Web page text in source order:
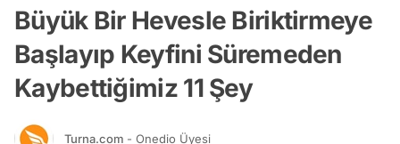
Büyük Bir Hevesle Biriktirmeye
Başlayıp Keyfini Süremeden
Kaybettiğimiz 11 Şey
Turna.com - Onedio Üyesi